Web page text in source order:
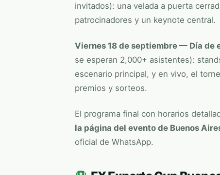
invitados): una velada a puerta
patrocinadores y un keynote central.
Viernes 18 de septiembre — Día de
se esperan 2,000+ asistentes):
escenario principal, y en vivo, el
premios y sorteos.
El programa final con horarios
la página del evento de Buenos
oficial de WhatsApp.